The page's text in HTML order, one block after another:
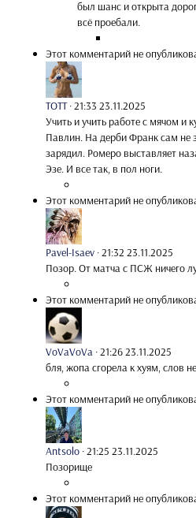
был шанс и открыта
всё проебали.
Этот комментарий не
TOTT ·21:33 23.11.2025
Учить и учить работе с мячом и
Павлин. На дерби Франк сам не
зарядил. Ромеро выставляет
Эзе. И все так, в пол ноги.
Этот комментарий не
Pavel-Isaev ·21:32 23.11.2025
Позор. От матча с ПСЖ ничего
Этот комментарий не
VoVaVoVa ·21:26 23.11.2025
бля, жопа сгорела к хуям, слов
Этот комментарий не
Antsolo ·21:25 23.11.2025
Позорище
Этот комментарий не